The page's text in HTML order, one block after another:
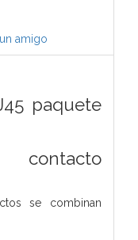
amigo
paquete
se combinan